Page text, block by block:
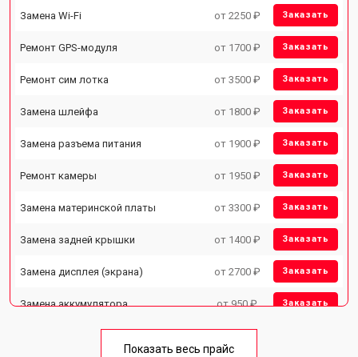
Замена Wi-Fi от 2250 ₽ Заказать
Ремонт GPS-модуля от 1700 ₽ Заказать
Ремонт сим лотка от 3500 ₽ Заказать
Замена шлейфа от 1800 ₽ Заказать
Замена разъема питания от 1900 ₽ Заказать
Ремонт камеры от 1950 ₽ Заказать
Замена материнской платы от 3300 ₽ Заказать
Замена задней крышки от 1400 ₽ Заказать
Замена дисплея (экрана) от 2700 ₽ Заказать
Замена аккумулятора от 950 ₽ Заказать
Показать весь прайс